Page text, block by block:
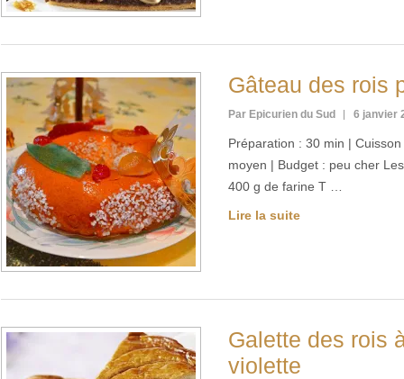
Gâteau des rois
Par Epicurien du Sud 6 janvier
Préparation : 30 min |
moyen | Budget : peu cher
400 g de farine T …
Lire la suite
Galette des rois
violette